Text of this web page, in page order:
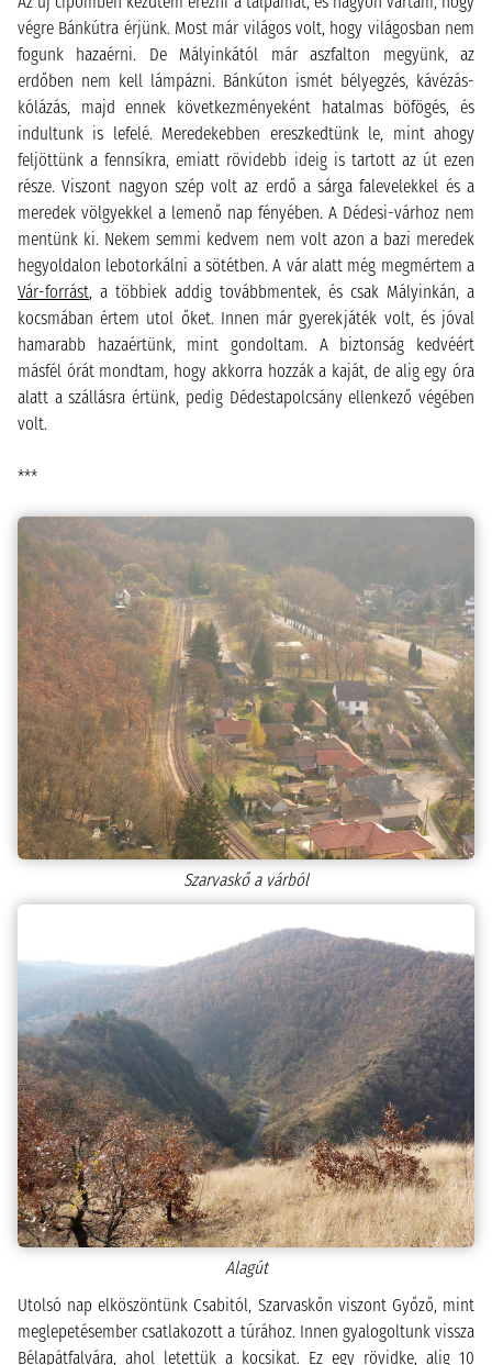
végre Bánkútra érjünk. Most már világos volt, hogy világosban nem
fogunk hazaérni. De Mályinkától már aszfalton megyünk, az
erdőben nem kell lámpázni. Bánkúton ismét bélyegzés, kávézás-
kólázás, majd ennek következményeként hatalmas böfögés, és
indultunk is lefelé. Meredekebben ereszkedtünk le, mint ahogy
feljöttünk a fennsíkra, emiatt rövidebb ideig is tartott az út ezen
része. Viszont nagyon szép volt az erdő a sárga falevelekkel és a
meredek völgyekkel a lemenő nap fényében. A Dédesi-várhoz nem
mentünk ki. Nekem semmi kedvem nem volt azon a bazi meredek
hegyoldalon lebotorkálni a sötétben. A vár alatt még megmértem a
Vár-forrást, a többiek addig továbbmentek, és csak Mályinkán, a
kocsmában értem utol őket. Innen már gyerekjáték volt, és jóval
hamarabb hazaértünk, mint gondoltam. A biztonság kedvéért
másfél órát mondtam, hogy akkorra hozzák a kaját, de alig egy óra
alatt a szállásra értünk, pedig Dédestapolcsány ellenkező végében
volt.
***
Szarvaskő a várból
Alagút
Utolsó nap elköszöntünk Csabitól, Szarvaskőn viszont Győző, mint
meglepetésember csatlakozott a túrához. Innen gyalogoltunk vissza
Bélapátfalvára, ahol letettük a kocsikat. Ez egy rövidke, alig 10